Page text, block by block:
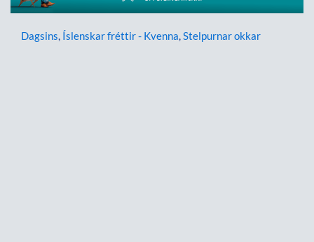
Dagsins, Íslenskar fréttir - Kvenna,Stelpurnar okkar